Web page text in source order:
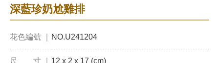
深藍珍奶尬雞排
花色編號 ｜ NO.U241204
尺 寸 ｜ 12 x 2 x 17 (cm)